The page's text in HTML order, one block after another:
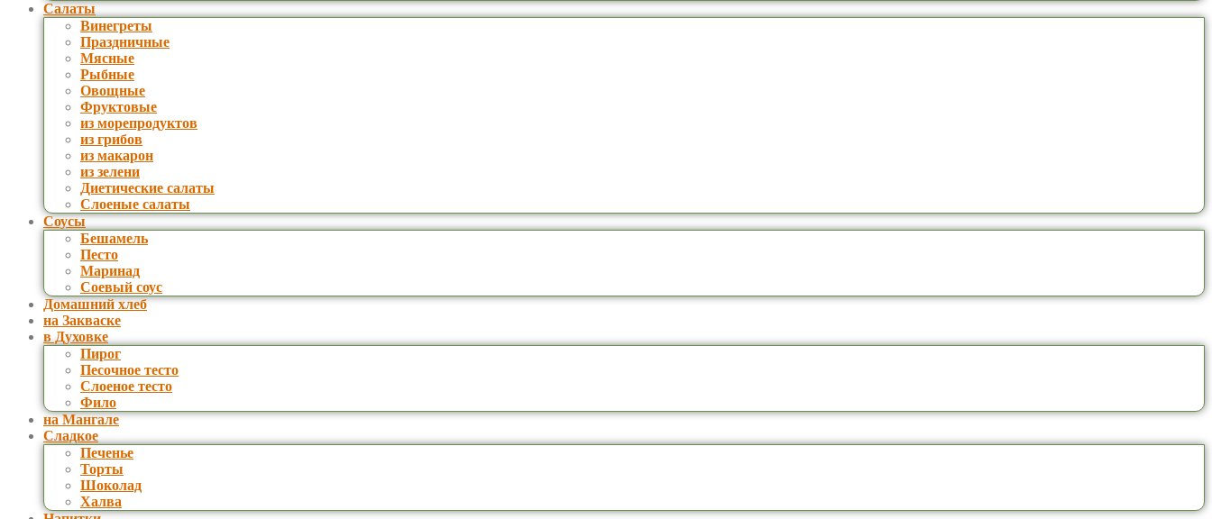
Салаты
Винегреты
Праздничные
Мясные
Рыбные
Овощные
Фруктовые
из морепродуктов
из грибов
из макарон
из зелени
Диетические салаты
Слоеные салаты
Соусы
Бешамель
Песто
Маринад
Соевый соус
Домашний хлеб
на Закваске
в Духовке
Пирог
Песочное тесто
Слоеное тесто
Фило
на Мангале
Сладкое
Печенье
Торты
Шоколад
Халва